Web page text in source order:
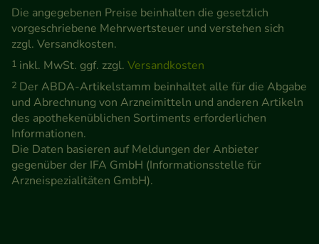
Die angegebenen Preise beinhalten die gesetzlich
vorgeschriebene Mehrwertsteuer und verstehen sich
zzgl. Versandkosten.
1 inkl. MwSt. ggf. zzgl. Versandkosten
2 Der ABDA-Artikelstamm beinhaltet alle für die Abgabe
und Abrechnung von Arzneimitteln und anderen Artikeln
des apothekenüblichen Sortiments erforderlichen
Informationen.
Die Daten basieren auf Meldungen der Anbieter
gegenüber der IFA GmbH (Informationsstelle für
Arzneispezialitäten GmbH).